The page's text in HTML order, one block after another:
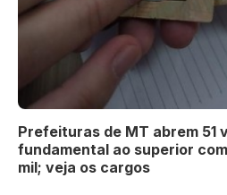
Prefeituras de MT abrem 51
fundamental ao superior
mil; veja os cargos